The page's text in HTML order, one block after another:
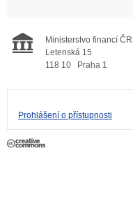
Ministerstvo financí ČR
Letenská 15
118 10
Praha 1
Prohlášení o přístupnosti